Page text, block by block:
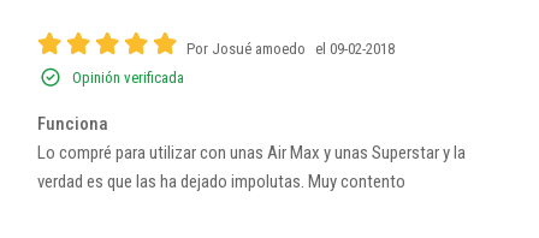
Por Josué amoedo el 09-02-2018
Opinión verificada
Funciona
Lo compré para utilizar con unas Air Max y unas Superstar y la
verdad es que las ha dejado impolutas. Muy contento